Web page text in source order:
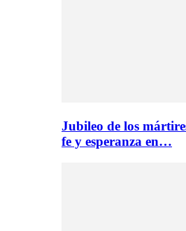
Jubileo de los
fe y esperanza en…